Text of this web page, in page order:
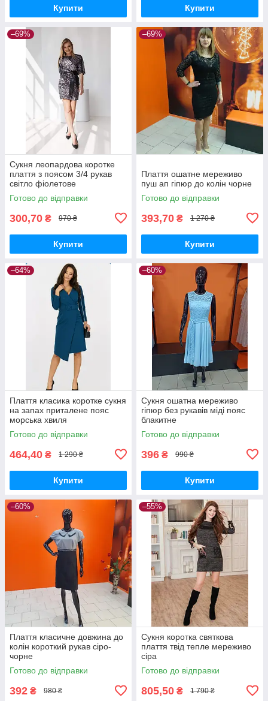
Купити Купити
–69%
Сукня леопардова коротке
плаття з поясом 3/4 рукав
світло фіолетове
Готово до відправки
300,70 ₴ 970 ₴
Купити
–69%
Плаття ошатне мереживо
пуш ап гіпюр до колін чорне
Готово до відправки
393,70 ₴ 1 270 ₴
Купити
–64%
Плаття класика коротке сукня
на запах приталене пояс
морська хвиля
Готово до відправки
464,40 ₴ 1 290 ₴
Купити
–60%
Сукня ошатна мереживо
гіпюр без рукавів міді пояс
блакитне
Готово до відправки
396 ₴ 990 ₴
Купити
–60%
Плаття класичне довжина до
колін короткий рукав сіро-
чорне
Готово до відправки
392 ₴ 980 ₴
–55%
Сукня коротка святкова
плаття твід тепле мереживо
сіра
Готово до відправки
805,50 ₴ 1 790 ₴